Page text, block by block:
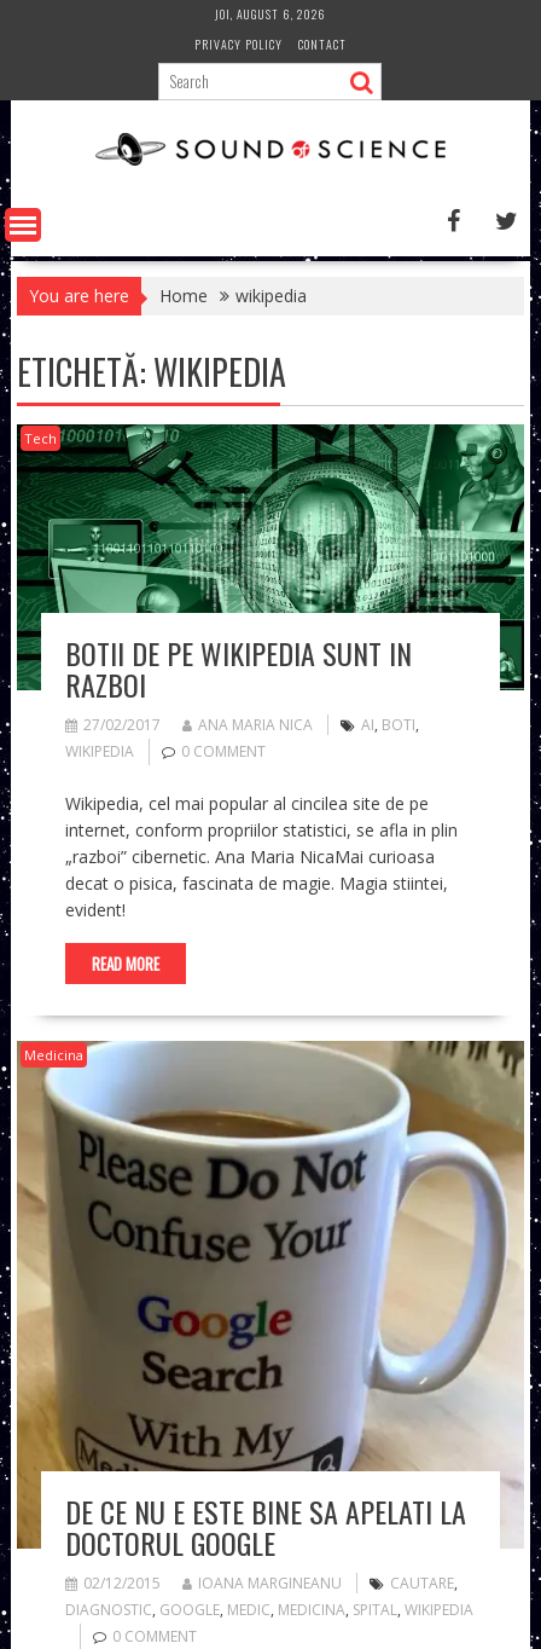
JOI, AUGUST 6, 2026
PRIVACY POLICY
CONTACT
You are here Home wikipedia
ETICHETĂ:WIKIPEDIA
Tech
BOTII DE PE WIKIPEDIA SUNT IN
RAZBOI
27/02/2017 ANA MARIA NICA AI, BOTI,
WIKIPEDIA
0 COMMENT
Wikipedia, cel mai popular al cincilea site de pe
internet, conform propriilor statistici, se afla in plin
„razboi” cibernetic. Ana Maria NicaMai curioasa
decat o pisica, fascinata de magie. Magia stiintei,
evident!
READ MORE
Medicina
DE CE NU E ESTE BINE SA APELATI LA
DOCTORUL GOOGLE
02/12/2015 IOANA MARGINEANU CAUTARE,
DIAGNOSTIC, GOOGLE, MEDIC, MEDICINA, SPITAL, WIKIPEDIA
0 COMMENT